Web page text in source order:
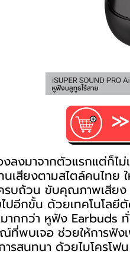
ลงมาจากตัวแรกแต่ก็
นเสียงตามสไตล์คนไทย
รบถ้วน ขับคุณภาพเสีย
ปอีกขั้น ด้วยเทคโนโล
มากกว่า หูฟัง Earbuds
ที่พบเจอ ช่วยให้การฟั
รสนทนา ด้วยไมโครโฟ